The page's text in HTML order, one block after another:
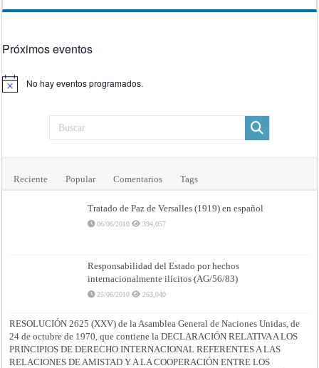
Próximos eventos
Aviso No hay eventos programados.
Reciente Popular Comentarios Tags
Tratado de Paz de Versalles (1919) en español
06/06/2010 394,057
Responsabilidad del Estado por hechos
internacionalmente ilícitos (AG/56/83)
25/06/2010 263,040
RESOLUCIÓN 2625 (XXV) de la Asamblea General de Naciones Unidas, de
24 de octubre de 1970, que contiene la DECLARACIÓN RELATIVA A LOS
PRINCIPIOS DE DERECHO INTERNACIONAL REFERENTES A LAS
RELACIONES DE AMISTAD Y A LA COOPERACIÓN ENTRE LOS